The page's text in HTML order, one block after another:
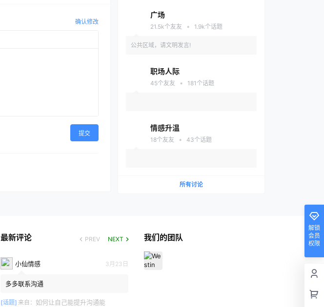
确认修改
提交
广场
21.5k个友友 • 1.9k个话题
公共区域，请文明发言!
职场人际
45个友友 • 181 个话题
情感升温
18个友友 • 43个话题
所有讨论
解锁
会员
权限
最新评论 PREV NEXT
小仙情感 3月23日
多多联系沟通
[话题] 来自： 如何让自己能提升沟通能
我们的团队